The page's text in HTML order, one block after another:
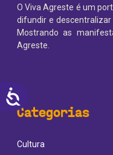
O Viva Agreste é um
difundir e descentralizar
Mostrando as
Agreste.
Categorias
Cultura